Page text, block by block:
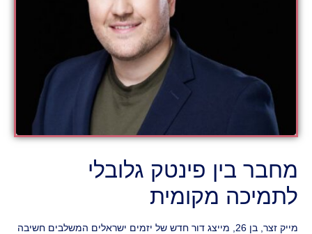
מחבר בין פינטק גלובלי
לתמיכה מקומית
מייק זצר, בן 26, מייצג דור חדש של יזמים ישראלים המשלבים חשיבה